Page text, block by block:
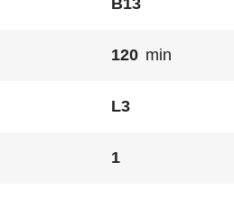
120 min
L3
1